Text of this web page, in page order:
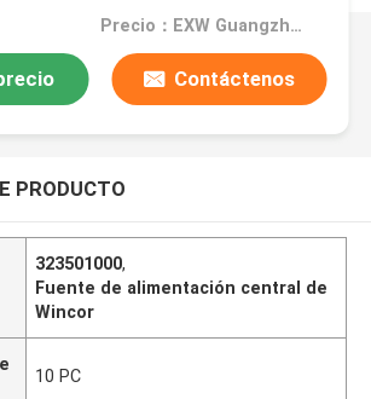
Precio：EXW Guangzhou
Contáctenos
PRODUCTO
323501000,
Fuente de alimentación central de
Wincor
10 PC